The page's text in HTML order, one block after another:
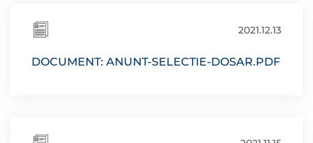
2021.12.13
DOCUMENT: ANUNT-SELECTIE-DOSAR.PDF